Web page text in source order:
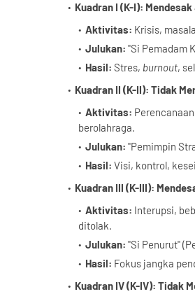
Kuadran I (K-I):
Aktivitas: Krisis,
Julukan: "Si Pemadam
Hasil: Stres, burnout,
Kuadran II (K-II): Tidak
Aktivitas:
berolahraga.
Julukan: "Pemimpin
Hasil: Visi, kontrol,
Kuadran III (K-III):
Aktivitas: Interupsi,
ditolak.
Julukan: "Si Penurut"
Hasil: Fokus jangka
Kuadran IV (K-IV): Tidak